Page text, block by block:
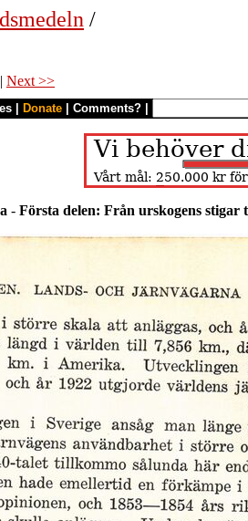
/
| Next >>
Donate Comments?
- Första delen: Från urskogens